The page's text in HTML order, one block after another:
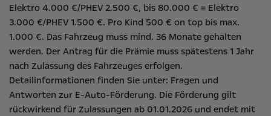
Elektro 4.000 €/PHEV 2.500 €, bis 80.000 € = Elektro
3.000 €/PHEV 1.500 €. Pro Kind 500 € on top bis max.
1.000 €. Das Fahrzeug muss mind. 36 Monate gehalten
werden. Der Antrag für die Prämie muss spätestens 1 Jahr
nach Zulassung des Fahrzeuges erfolgen.
Detailinformationen finden Sie unter: Fragen und
Antworten zur E-Auto-Förderung. Die Förderung gilt
rückwirkend für Zulassungen ab 01.01.2026 und endet mit